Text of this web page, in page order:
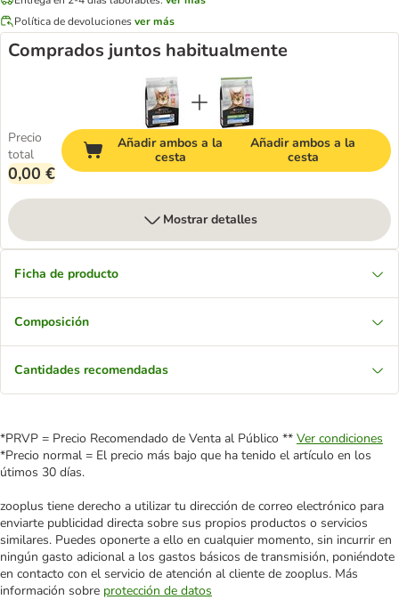
Política de devolucionesver más
Comprados juntos habitualmente
Precio
total
0,00 €
Añadir ambos a la
cesta
Añadir ambos a la
cesta
Mostrar detalles
Ficha de producto
Composición
Cantidades recomendadas
*PRVP = Precio Recomendado de Venta al Público ** Ver condiciones
*Precio normal = El precio más bajo que ha tenido el artículo en los
útimos 30 días.
zooplus tiene derecho a utilizar tu dirección de correo electrónico para
enviarte publicidad directa sobre sus propios productos o servicios
similares. Puedes oponerte a ello en cualquier momento, sin incurrir en
ningún gasto adicional a los gastos básicos de transmisión, poniéndote
en contacto con el servicio de atención al cliente de zooplus. Más
información sobre protección de datos